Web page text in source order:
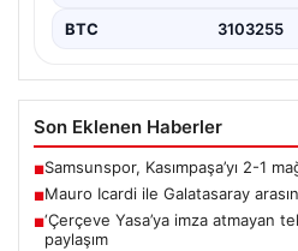
BTC 3103255
Son Eklenen Haberler
■Samsunspor, Kasımpaşa’yı 2-1
■Mauro Icardi ile Galatasaray
■‘Çerçeve Yasa’ya imza atmayan
paylaşım